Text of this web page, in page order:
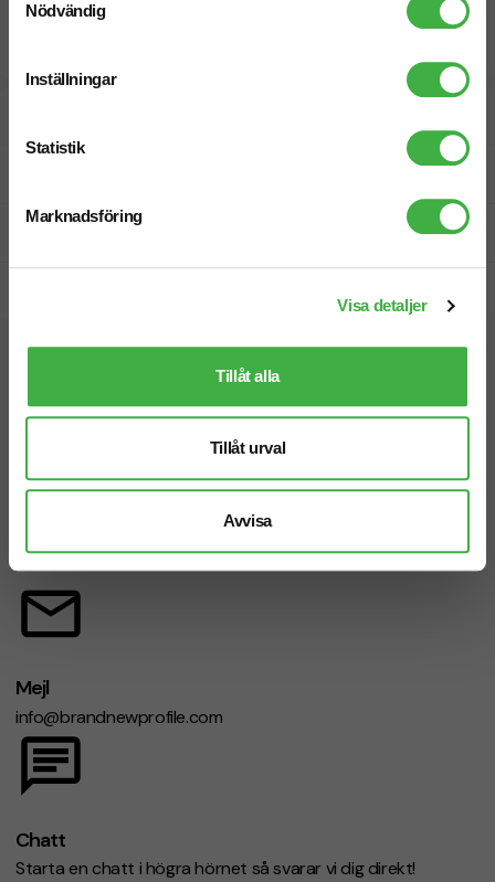
Nödvändig
Inställningar
Statistik
Marknadsföring
Visa detaljer
Tillåt alla
Tillåt urval
Avvisa
Vi hjälper dig gärna!
Mån-fre 08.30 - 17.00
Mejl
info@brandnewprofile.com
Chatt
Starta en chatt i högra hörnet så svarar vi dig direkt!